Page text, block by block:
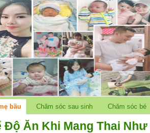
bầu Chăm sóc sau sinh Chăm sóc bé
Độ Ăn Khi Mang Thai